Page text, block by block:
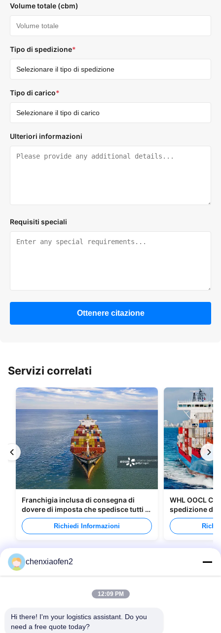
Volume totale (cbm)
Tipo di spedizione*
Tipo di carico*
Ulteriori informazioni
Requisiti speciali
Ottenere citazione
Servizi correlati
Franchigia inclusa di consegna di
dovere di imposta che spedisce tutti i
tipi di imballaggi
Richiedi Informazioni
WHL OOCL
spedizione di
Canada
chenxiaofen2
12:09 PM
Hi there! I'm your logistics assistant. Do you
need a free quote today?